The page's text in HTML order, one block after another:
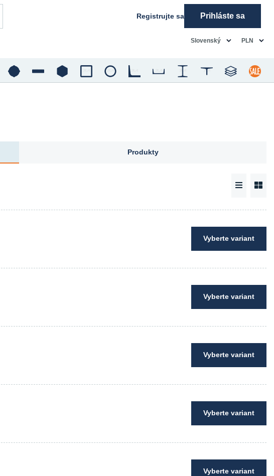
Registrujte sa Prihláste sa
Slovenský PLN
Produkty
Vyberte variant
Vyberte variant
Vyberte variant
Vyberte variant
Vyberte variant